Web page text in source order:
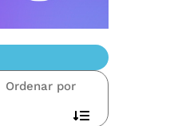
Ordenar por